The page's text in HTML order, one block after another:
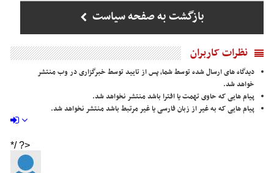
بازگشت به صفحه سیاست
نظرات کاربران
دیدگاه های ارسال شده توسط شما، پس از تایید توسط خبرگزاری در وب منتشر
خواهد شد.
پیام هایی که حاوی تهمت یا افترا باشد منتشر نخواهد شد.
پیام هایی که به غیر از زبان فارسی یا غیر مرتبط باشد منتشر نخواهد شد.